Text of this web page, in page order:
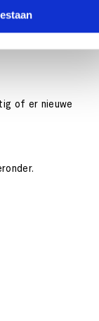
steeds aan en
of er nieuwe